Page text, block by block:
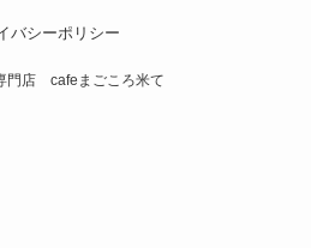
バシーポリシー
門店 cafeまごころ米て